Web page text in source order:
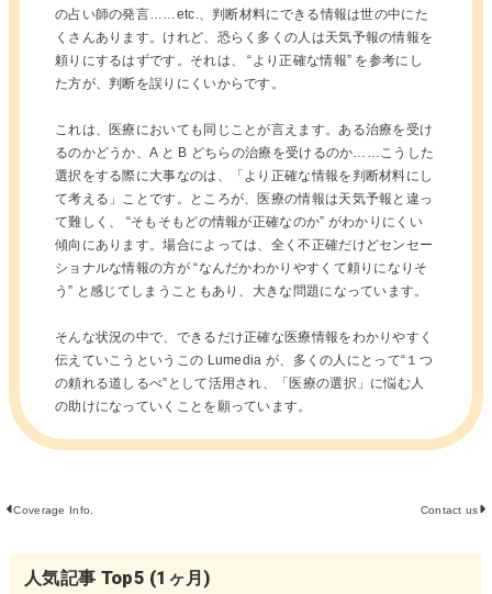
の占い師の発言……etc.、判断材料にできる情報は世の中にた
くさんあります。けれど、恐らく多くの人は天気予報の情報を
頼りにするはずです。それは、 “より正確な情報” を参考にし
た方が、判断を誤りにくいからです。
これは、医療においても同じことが言えます。ある治療を受け
るのかどうか、A と B どちらの治療を受けるのか……こうした
選択をする際に大事なのは、「より正確な情報を判断材料にし
て考える」ことです。ところが、医療の情報は天気予報と違っ
て難しく、 “そもそもどの情報が正確なのか” がわかりにくい
傾向にあります。場合によっては、全く不正確だけどセンセー
ショナルな情報の方が “なんだかわかりやすくて頼りになりそ
う” と感じてしまうこともあり、大きな問題になっています。
そんな状況の中で、できるだけ正確な医療情報をわかりやすく
伝えていこうというこの Lumedia が、多くの人にとって“１つ
の頼れる道しるべ”として活用され、「医療の選択」に悩む人
の助けになっていくことを願っています。
Coverage Info. Contact us
人気記事 Top5 (1ヶ月)